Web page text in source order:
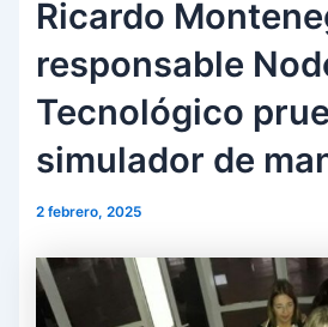
Ricardo
responsable
Tecnológico
simulador de
2 febrero, 2025